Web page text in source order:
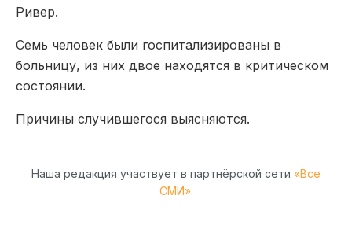
Ривер.
Семь человек были госпитализированы в
больницу, из них двое находятся в критическом
состоянии.
Причины случившегося выясняются.
Наша редакция участвует в партнёрской сети «Все
СМИ».